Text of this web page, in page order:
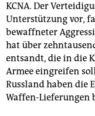
KCNA. Der
Unterstützung vor,
bewaffneter
hat über
entsandt, die in die
Armee eingreifen
Russland haben die
Waffen-Lieferungen